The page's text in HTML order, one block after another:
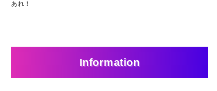
あれ！
Information